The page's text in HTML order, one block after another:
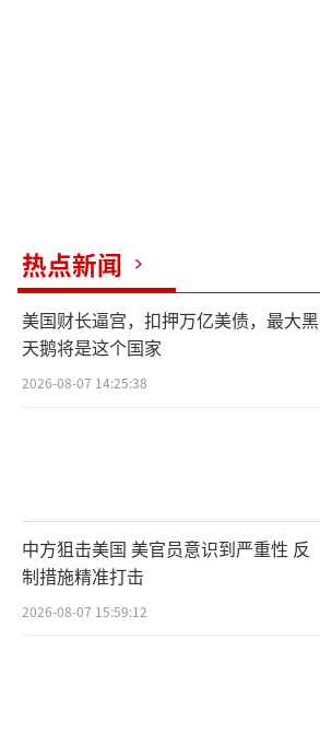
热点新闻
美国财长逼宫，扣押万亿美债，最大黑
天鹅将是这个国家
2026-08-07 14:25:38
中方狙击美国 美官员意识到严重性 反
制措施精准打击
2026-08-07 15:59:12